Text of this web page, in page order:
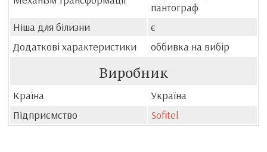
пантограф
Ніша для білизни
є
Додаткові характеристики
оббивка на вибір
Виробник
Країна
Україна
Підприємство
Sofitel